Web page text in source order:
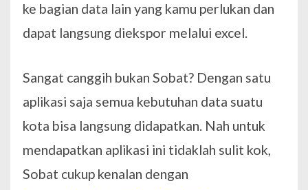
ke bagian data lain yang kamu perlukan dan
dapat langsung diekspor melalui excel.
Sangat canggih bukan Sobat? Dengan satu
aplikasi saja semua kebutuhan data suatu
kota bisa langsung didapatkan. Nah untuk
mendapatkan aplikasi ini tidaklah sulit kok,
Sobat cukup kenalan dengan